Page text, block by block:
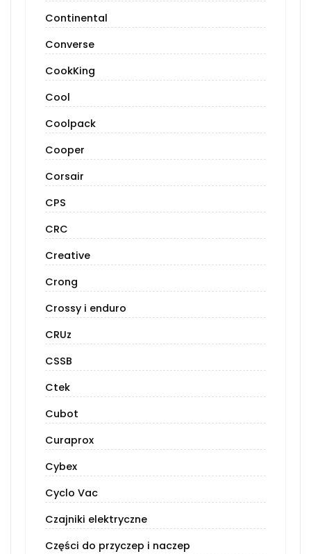
Continental
Converse
CookKing
Cool
Coolpack
Cooper
Corsair
CPS
CRC
Creative
Crong
Crossy i enduro
CRUz
CSSB
Ctek
Cubot
Curaprox
Cybex
Cyclo Vac
Czajniki elektryczne
Części do przyczep i naczep